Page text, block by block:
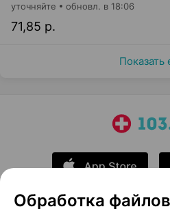
71,85 р.
уточняйте обновл. в 18:06
Показать
Обработка